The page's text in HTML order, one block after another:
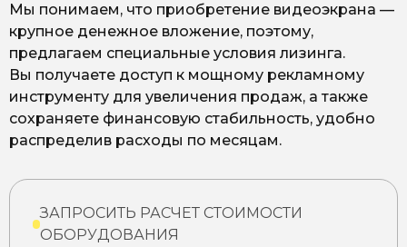
Мы понимаем, что приобретение видеоэкрана —
крупное денежное вложение, поэтому,
предлагаем специальные условия лизинга.
Вы получаете доступ к мощному рекламному
инструменту для увеличения продаж, а также
сохраняете финансовую стабильность, удобно
распределив расходы по месяцам.
ЗАПРОСИТЬ РАСЧЕТ СТОИМОСТИ
ОБОРУДОВАНИЯ